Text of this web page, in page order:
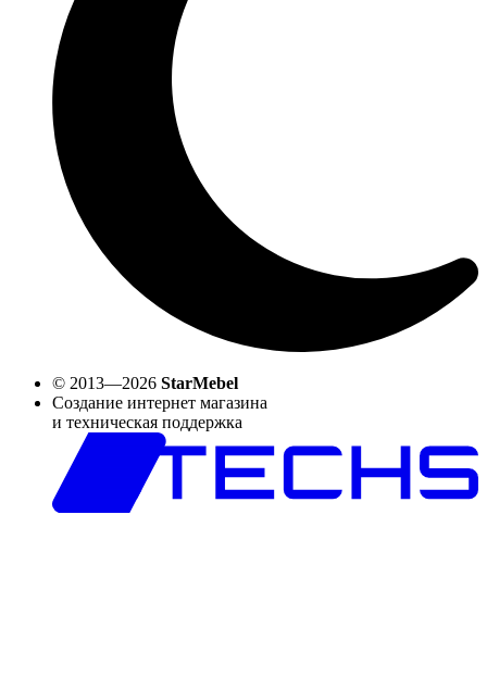
© 2013—2026 StarMebel
Создание интернет магазина
и техническая поддержка